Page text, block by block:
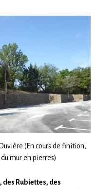
(En cours de finition,
mur en pierres)
des Rubiettes, des